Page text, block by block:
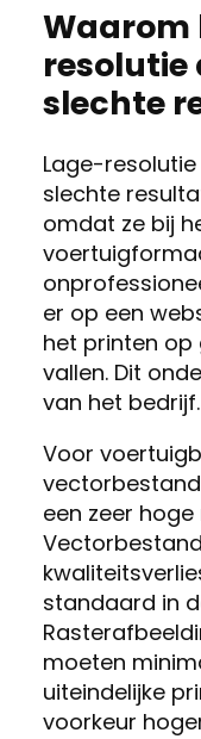
Waarom
resolutie
slechte
Lage-
slechte
omdat ze bij
er op een
het printen op
vallen. Dit
van het bedrijf.
Voor
een zeer
standaard in
moeten
uiteindelijke
voorkeur